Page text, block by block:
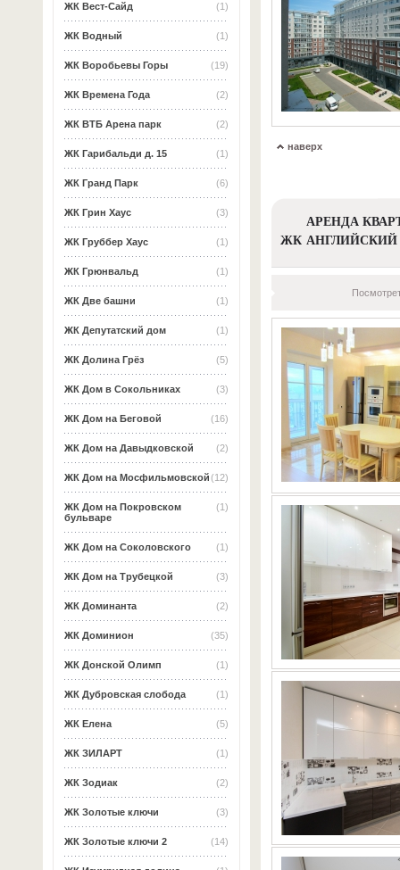
(1)
ЖК Вест-Сайд
(1)
ЖК Водный
(19)
ЖК Воробьевы Горы
(2)
ЖК Времена Года
(2)
ЖК ВТБ Арена парк
(1)
ЖК Гарибальди д. 15
(6)
ЖК Гранд Парк
(3)
ЖК Грин Хаус
(1)
ЖК Груббер Хаус
(1)
ЖК Грюнвальд
(1)
ЖК Две башни
(1)
ЖК Депутатский дом
(5)
ЖК Долина Грёз
(3)
ЖК Дом в Сокольниках
(16)
ЖК Дом на Беговой
(2)
ЖК Дом на Давыдковской
(12)
ЖК Дом на Мосфильмовской
(1)
ЖК Дом на Покровском
бульваре
(1)
ЖК Дом на Соколовского
(3)
ЖК Дом на Трубецкой
(2)
ЖК Доминанта
(35)
ЖК Доминион
(1)
ЖК Донской Олимп
(1)
ЖК Дубровская слобода
(5)
ЖК Елена
(1)
ЖК ЗИЛАРТ
(2)
ЖК Зодиак
(3)
ЖК Золотые ключи
(14)
ЖК Золотые ключи 2
наверх
АРЕНДА
ЖК АНГЛИЙСКИЙ